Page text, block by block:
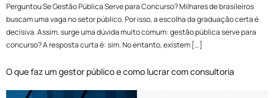
Perguntou Se Gestão Pública Serve para Concurso? Milhares de brasileiros
buscam uma vaga no setor público. Por isso, a escolha da graduação certa é
decisiva. Assim, surge uma dúvida muito comum: gestão pública serve para
concurso? A resposta curta é: sim. No entanto, existem […]
O que faz um gestor público e como lucrar com consultoria